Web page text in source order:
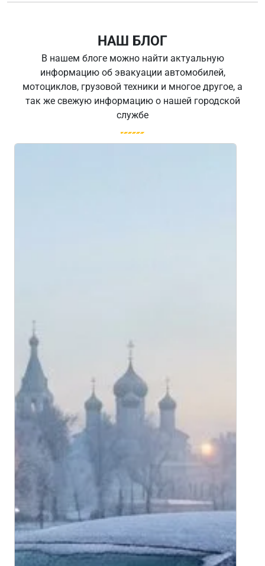
НАШ БЛОГ
В нашем блоге можно найти актуальную
информацию об эвакуации автомобилей,
мотоциклов, грузовой техники и многое другое, а
так же свежую информацию о нашей городской
службе